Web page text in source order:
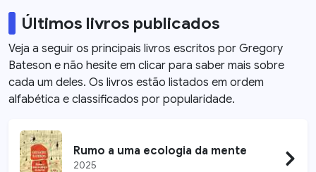
Últimos livros publicados
Veja a seguir os principais livros escritos por Gregory
Bateson e não hesite em clicar para saber mais sobre
cada um deles. Os livros estão listados em ordem
alfabética e classificados por popularidade.
Rumo a uma ecologia da mente
2025